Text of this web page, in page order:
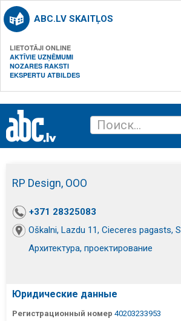
ABC.LV SKAITĻOS
LIETOTĀJI ONLINE
AKTĪVIE UZŅĒMUMI
NOZARES RAKSTI
EKSPERTU ATBILDES
RP Design, ООО
+371 28325083
Oškalni, Lazdu 11, Cieceres pagasts,
Архитектура, проектирование
Юридические данные
Регистрационный номер 40203233953